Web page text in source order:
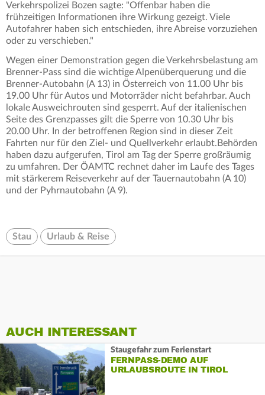
Verkehrspolizei Bozen sagte: "Offenbar haben die
frühzeitigen Informationen ihre Wirkung gezeigt. Viele
Autofahrer haben sich entschieden, ihre Abreise vorzuziehen
oder zu verschieben."
Wegen einer Demonstration gegen die Verkehrsbelastung am
Brenner-Pass sind die wichtige Alpenüberquerung und die
Brenner-Autobahn (A 13) in Österreich von 11.00 Uhr bis
19.00 Uhr für Autos und Motorräder nicht befahrbar. Auch
lokale Ausweichrouten sind gesperrt. Auf der italienischen
Seite des Grenzpasses gilt die Sperre von 10.30 Uhr bis
20.00 Uhr. In der betroffenen Region sind in dieser Zeit
Fahrten nur für den Ziel- und Quellverkehr erlaubt.Behörden
haben dazu aufgerufen, Tirol am Tag der Sperre großräumig
zu umfahren. Der ÖAMTC rechnet daher im Laufe des Tages
mit stärkerem Reiseverkehr auf der Tauernautobahn (A 10)
und der Pyhrnautobahn (A 9).
Stau Urlaub & Reise
AUCH INTERESSANT
Staugefahr zum Ferienstart
FERNPASS-DEMO AUF
URLAUBSROUTE IN TIROL